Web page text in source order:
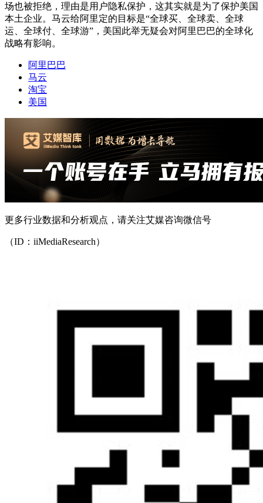
场也被拒绝，理由是用户隐私保护，这其实就是为了保护美国
本土企业。马云给阿里定的目标是“全球买、全球卖、全球
运、全球付、全球游”，美国此举无疑会对阿里巴巴的全球化
战略有影响。
阿里巴巴
马云
淘宝
美国
更多行业数据和分析观点，请关注艾媒咨询微信号
（ID：iiMediaResearch）